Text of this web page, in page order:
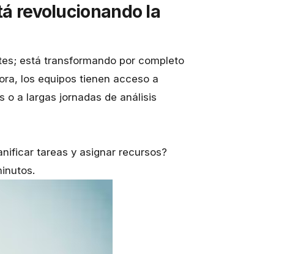
revolucionando la
está transformando por completo
los equipos tienen acceso a
o a largas jornadas de análisis
tareas y asignar recursos?